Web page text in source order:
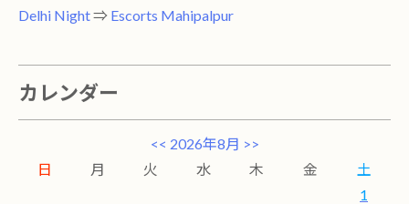
Delhi Night⇒ Escorts Mahipalpur
カレンダー
<< 2026年8月 >>
日
月 火 水 木 金
土
1